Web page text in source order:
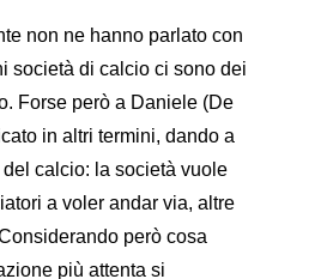
non ne hanno parlato con
società di calcio ci sono dei
Forse però a Daniele (De
in altri termini, dando a
calcio: la società vuole
a voler andar via, altre
però cosa
più attenta si